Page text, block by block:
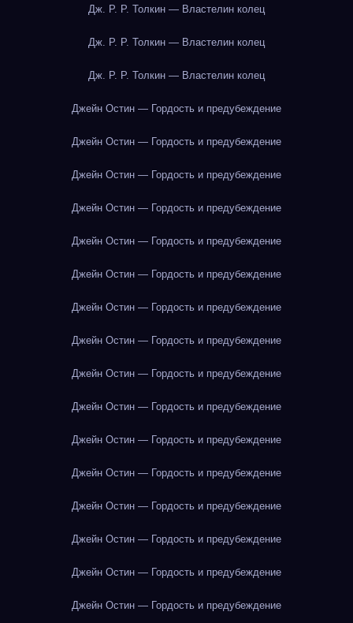
Дж. Р. Р. Толкин — Властелин колец
Дж. Р. Р. Толкин — Властелин колец
Дж. Р. Р. Толкин — Властелин колец
Джейн Остин — Гордость и предубеждение
Джейн Остин — Гордость и предубеждение
Джейн Остин — Гордость и предубеждение
Джейн Остин — Гордость и предубеждение
Джейн Остин — Гордость и предубеждение
Джейн Остин — Гордость и предубеждение
Джейн Остин — Гордость и предубеждение
Джейн Остин — Гордость и предубеждение
Джейн Остин — Гордость и предубеждение
Джейн Остин — Гордость и предубеждение
Джейн Остин — Гордость и предубеждение
Джейн Остин — Гордость и предубеждение
Джейн Остин — Гордость и предубеждение
Джейн Остин — Гордость и предубеждение
Джейн Остин — Гордость и предубеждение
Джейн Остин — Гордость и предубеждение